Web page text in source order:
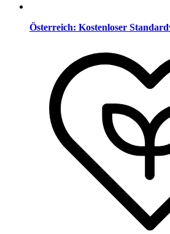
Österreich: Kostenloser